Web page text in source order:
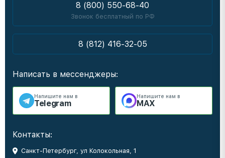
8 (800) 550-68-40
Звонок бесплатный по РФ
8 (812) 416-32-05
Написать в мессенджеры:
Напишите нам в
Telegram
Напишите нам в
MAX
Контакты:
Санкт-Петербург, ул Колокольная, 1